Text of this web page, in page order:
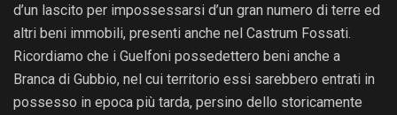
d’un lascito per impossessarsi d’un gran numero di terre ed
altri beni immobili, presenti anche nel Castrum Fossati.
Ricordiamo che i Guelfoni possedettero beni anche a
Branca di Gubbio, nel cui territorio essi sarebbero entrati in
possesso in epoca più tarda, persino dello storicamente